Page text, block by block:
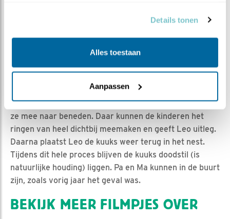
Details tonen
Alles toestaan
Aanpassen
Vooruitblik op het ringen
Vind ik leuk| Bewaar dit filmpje|
1162x
Komende woensdag 29 mei worden de kuuks geringd.
Leo haalt ze met de hoogwerker uit het nest, en neemt
ze mee naar beneden. Daar kunnen de kinderen het
ringen van heel dichtbij meemaken en geeft Leo uitleg.
Daarna plaatst Leo de kuuks weer terug in het nest.
Tijdens dit hele proces blijven de kuuks doodstil (is
natuurlijke houding) liggen. Pa en Ma kunnen in de buurt
zijn, zoals vorig jaar het geval was.
BEKIJK MEER FILMPJES OVER